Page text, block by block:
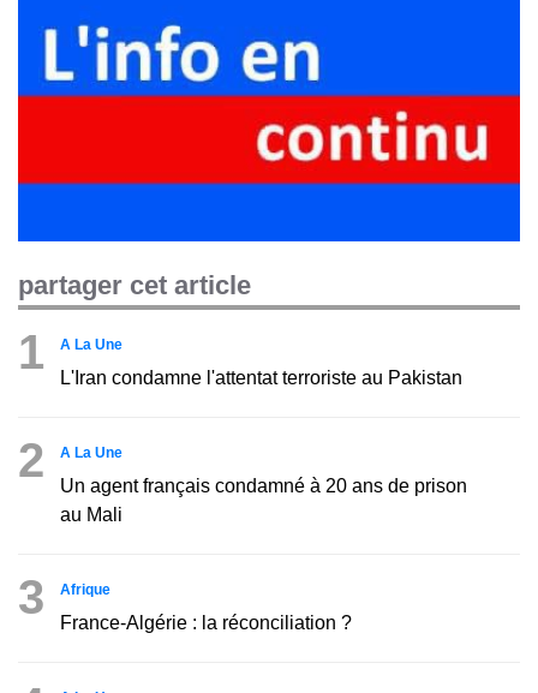
partager cet article
1 A La Une
L'Iran condamne l'attentat terroriste au Pakistan
2 A La Une
Un agent français condamné à 20 ans de prison
au Mali
3 Afrique
France-Algérie : la réconciliation ?